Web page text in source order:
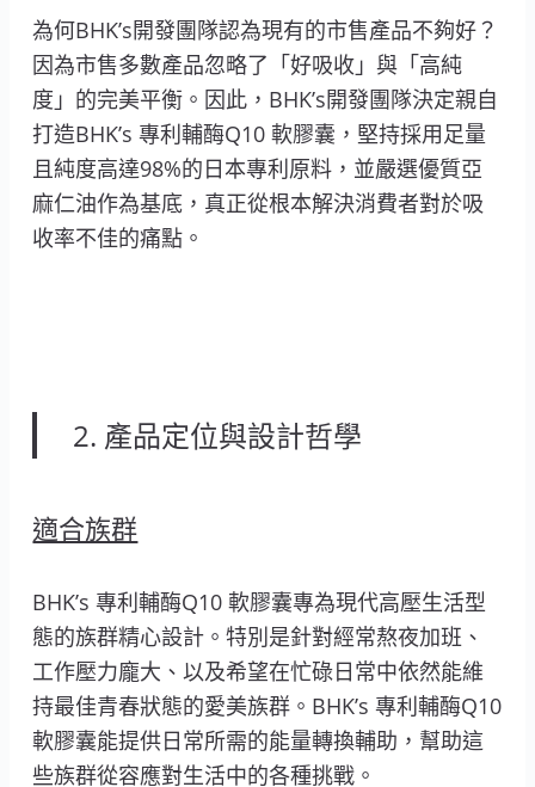
為何BHK’s開發團隊認為現有的市售產品不夠好？
因為市售多數產品忽略了「好吸收」與「高純
度」的完美平衡。因此，BHK’s開發團隊決定親自
打造BHK’s 專利輔酶Q10 軟膠囊，堅持採用足量
且純度高達98%的日本專利原料，並嚴選優質亞
麻仁油作為基底，真正從根本解決消費者對於吸
收率不佳的痛點。
2. 產品定位與設計哲學
適合族群
BHK’s 專利輔酶Q10 軟膠囊專為現代高壓生活型
態的族群精心設計。特別是針對經常熬夜加班、
工作壓力龐大、以及希望在忙碌日常中依然能維
持最佳青春狀態的愛美族群。BHK’s 專利輔酶Q10
軟膠囊能提供日常所需的能量轉換輔助，幫助這
些族群從容應對生活中的各種挑戰。